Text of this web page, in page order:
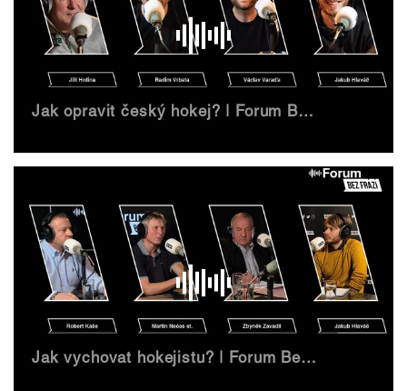
Jak opravit český hokej? | Forum Bez frází
Jak vychovat hokejistu? | Forum Bez frází